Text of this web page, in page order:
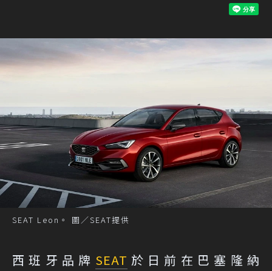
SEAT Leon。 圖／SEAT提供
西班牙品牌 SEAT 於日前在巴塞隆納